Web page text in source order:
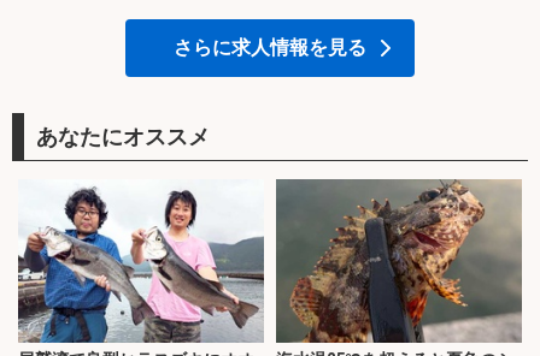
さらに求人情報を見る
あなたにオススメ